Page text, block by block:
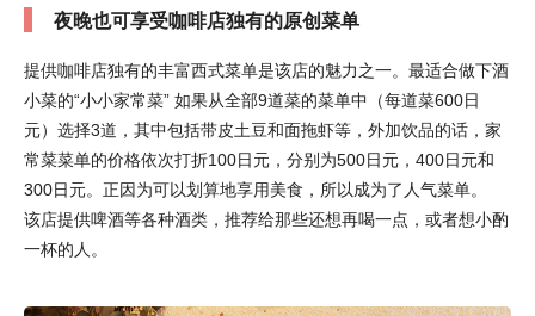
夜晚也可享受咖啡店独有的原创菜单
提供咖啡店独有的丰富西式菜单是该店的魅力之一。最适合做下酒
小菜的“小小家常菜” 如果从全部9道菜的菜单中（每道菜600日
元）选择3道，其中包括带皮土豆和面拖虾等，外加饮品的话，家
常菜菜单的价格依次打折100日元，分别为500日元，400日元和
300日元。正因为可以划算地享用美食，所以成为了人气菜单。
该店提供啤酒等各种酒类，推荐给那些还想再喝一点，或者想小酌
一杯的人。